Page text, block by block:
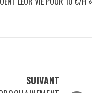
SUIVANT